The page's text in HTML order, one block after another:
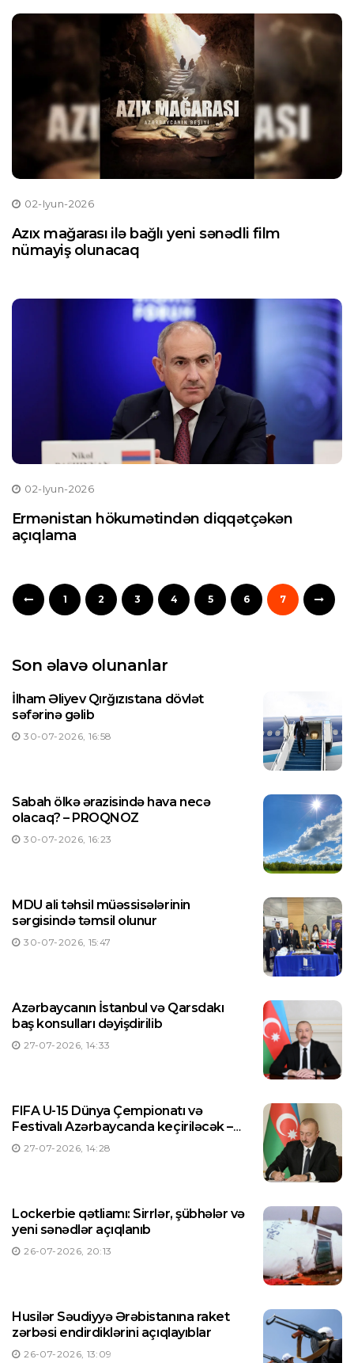
02-Iyun-2026
Azıx mağarası ilə bağlı yeni sənədli film
nümayiş olunacaq
02-Iyun-2026
Ermənistan hökumətindən diqqətçəkən
açıqlama
1 2 3 4 5 6 7
Son əlavə olunanlar
İlham Əliyev Qırğızıstana dövlət
səfərinə gəlib
30-07-2026, 16:58
Sabah ölkə ərazisində hava necə
olacaq? – PROQNOZ
30-07-2026, 16:23
MDU ali təhsil müəssisələrinin
sərgisində təmsil olunur
30-07-2026, 15:47
Azərbaycanın İstanbul və Qarsdakı
baş konsulları dəyişdirilib
27-07-2026, 14:33
FIFA U-15 Dünya Çempionatı və
Festivalı Azərbaycanda keçiriləcək –
Prezident Sərəncam imzaladı
27-07-2026, 14:28
Lockerbie qətliamı: Sirrlər, şübhələr və
yeni sənədlər açıqlanıb
26-07-2026, 20:13
Husilər Səudiyyə Ərəbistanına raket
zərbəsi endirdiklərini açıqlayıblar
26-07-2026, 13:09